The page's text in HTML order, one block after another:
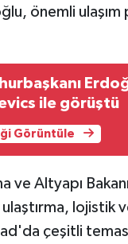
önemli
ile görüştü
Görüntüle
ve Altyapı
lojistik
çeşitli